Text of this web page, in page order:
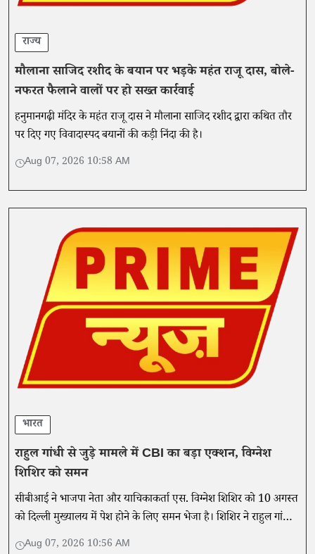
राज्य
मौलाना साजिद रशीद के बयान पर भड़के महंत राजू दास, बोले-
नफरत फैलाने वालों पर हो सख्त कार्रवाई
हनुमानगढ़ी मंदिर के महंत राजू दास ने मौलाना साजिद रशीद द्वारा कथित तौर
पर दिए गए विवादास्पद बयानों की कड़ी निंदा की है।
Aug 07, 2026 10:58 AM
भारत
राहुल गांधी से जुड़े मामले में CBI का बड़ा एक्शन, विग्नेश
शिशिर को समन
सीबीआई ने भाजपा नेता और याचिकाकर्ता एस. विग्नेश शिशिर को 10 अगस्त
को दिल्ली मुख्यालय में पेश होने के लिए समन भेजा है। शिशिर ने राहुल गांधी
पर गंभीर आरोप लगाए हैं।
Aug 07, 2026 10:56 AM